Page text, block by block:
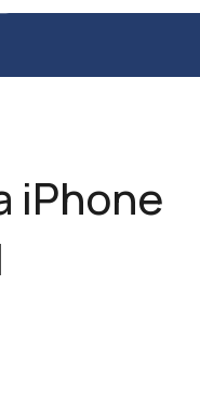
iPhone